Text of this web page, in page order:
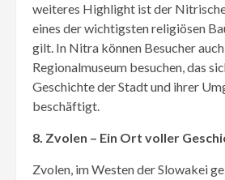
weiteres Highlight ist der
eines der wichtigsten religiösen
gilt. In Nitra können Besucher
Regionalmuseum besuchen, das
Geschichte der Stadt und ihrer
beschäftigt.
8. Zvolen – Ein Ort voller
Zvolen, im Westen der Slowakei